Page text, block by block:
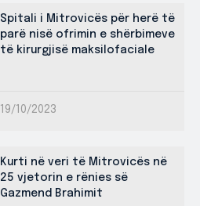
Spitali i Mitrovicës për herë të
parë nisë ofrimin e shërbimeve
të kirurgjisë maksilofaciale
19/10/2023
Kurti në veri të Mitrovicës në
25 vjetorin e rënies së
Gazmend Brahimit